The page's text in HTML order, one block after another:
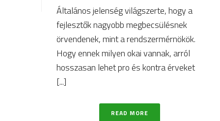
Általános jelenség világszerte, hogy a
fejlesztők nagyobb megbecsülésnek
örvendenek, mint a rendszermérnökök.
Hogy ennek milyen okai vannak, arról
hosszasan lehet pro és kontra érveket
[...]
READ MORE